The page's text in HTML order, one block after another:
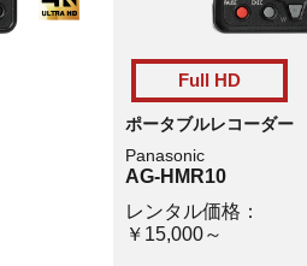
Full HD
ポータブルレコーダー
Panasonic
AG-HMR10
レンタル価格：
￥15,000～